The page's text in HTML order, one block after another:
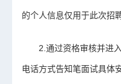
的个人信息仅用于此次招
2.通过资格审核并进
电话方式告知笔面试具体